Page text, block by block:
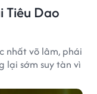
Tiêu Dao
nhất võ lâm, phái
lại sớm suy tàn vì